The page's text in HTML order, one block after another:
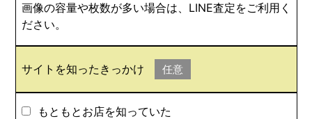
画像の容量や枚数が多い場合は、LINE査定をご利用く
ださい。
サイトを知ったきっかけ 任意
もともとお店を知っていた